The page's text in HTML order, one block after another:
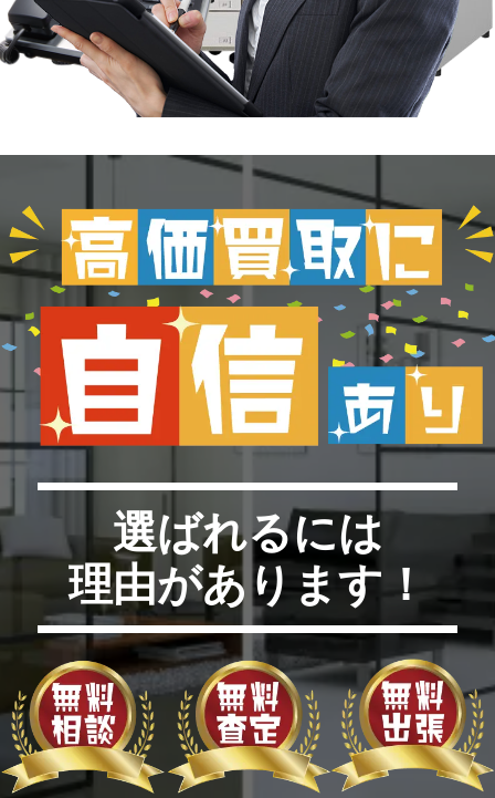
選ばれるには
理由があります！